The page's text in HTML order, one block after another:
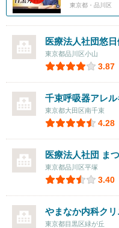
東京都・品川区
医療法人社団悠
東京都品川区小山
3.87
千束呼吸器アレ
東京都大田区南千束
4.28
医療法人社団 ま
東京都品川区平塚
3.40
やまなか内科クリ
東京都目黒区緑が丘